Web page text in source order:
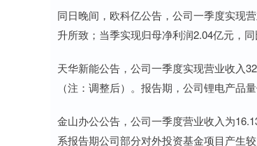
同日晚间，欧科亿公告，公司一季度实现
升所致；当季实现归母净利润2.04亿元，
天华新能公告，公司一季度实现营业收入
（注：调整后）。报告期，公司锂电产品
金山办公公告，公司一季度营业收入为
系报告期公司部分对外投资基金项目产生较